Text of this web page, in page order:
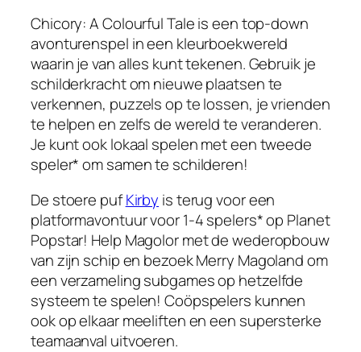
Chicory: A Colourful Tale is een top-down
avonturenspel in een kleurboekwereld
waarin je van alles kunt tekenen. Gebruik je
schilderkracht om nieuwe plaatsen te
verkennen, puzzels op te lossen, je vrienden
te helpen en zelfs de wereld te veranderen.
Je kunt ook lokaal spelen met een tweede
speler* om samen te schilderen!
De stoere pufKirby is terug voor een
platformavontuur voor 1-4 spelers* op Planet
Popstar! Help Magolor met de wederopbouw
van zijn schip en bezoek Merry Magoland om
een ​​verzameling subgames op hetzelfde
systeem te spelen! Coöpspelers kunnen
ook op elkaar meeliften en een supersterke
teamaanval uitvoeren.